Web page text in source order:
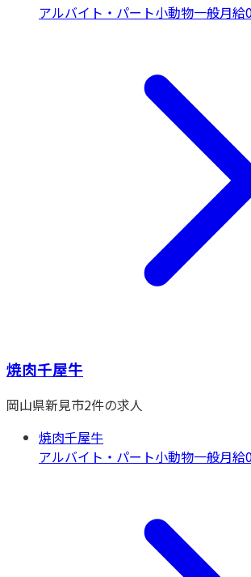
アルバイト・パート小動物一般月給
焼肉千屋牛
岡山県新見市2件の求人
焼肉千屋牛
アルバイト・パート小動物一般月給